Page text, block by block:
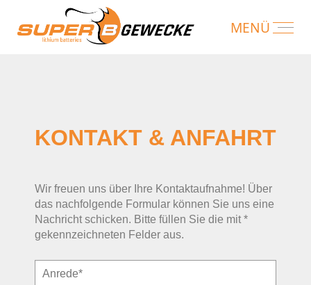
KONTAKT & ANFAHRT
Wir freuen uns über Ihre Kontaktaufnahme! Über
das nachfolgende Formular können Sie uns eine
Nachricht schicken. Bitte füllen Sie die mit *
gekennzeichneten Felder aus.